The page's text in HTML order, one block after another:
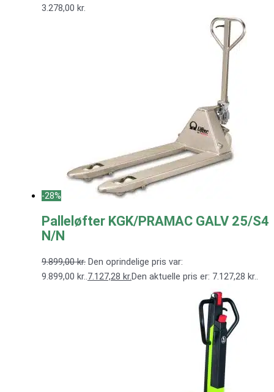
3.278,00 kr.
-28%
Palleløfter KGK/PRAMAC GALV 25/S4
N/N
9.899,00kr. Den oprindelige pris var:
9.899,00 kr..7.127,28 kr.Den aktuelle pris er: 7.127,28 kr..